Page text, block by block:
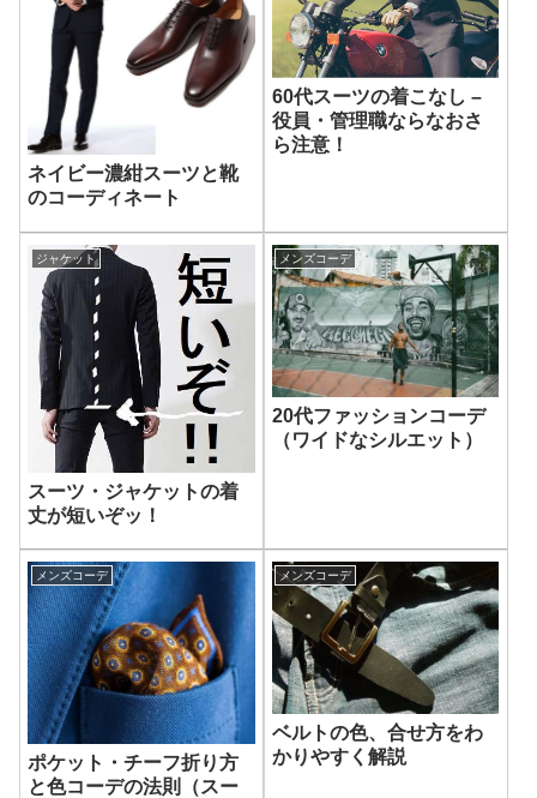
ネイビー濃紺スーツと靴
のコーディネート
60代スーツの着こなし –
役員・管理職ならなおさ
ら注意！
ジャケット
スーツ・ジャケットの着
丈が短いぞッ！
メンズコーデ
20代ファッションコーデ
（ワイドなシルエット）
メンズコーデ
ポケット・チーフ折り方
と色コーデの法則（スー
メンズコーデ
ベルトの色、合せ方をわ
かりやすく解説